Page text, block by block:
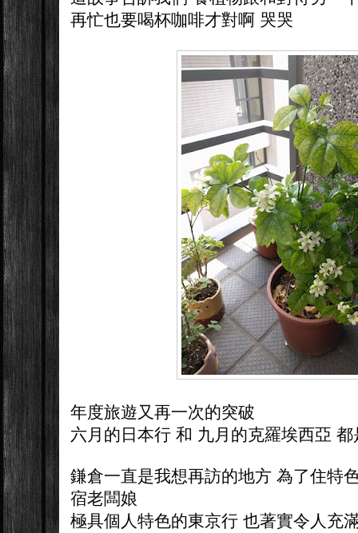
再忙也要喝杯咖啡才對啊 哭哭
年度旅遊又再一次的突破
六月的日本行 和 九月的克羅埃西亞
鎌倉一直是我想再訪的地方 為了住特
宿老闆娘
極具個人特色的東京行 也著實令人充